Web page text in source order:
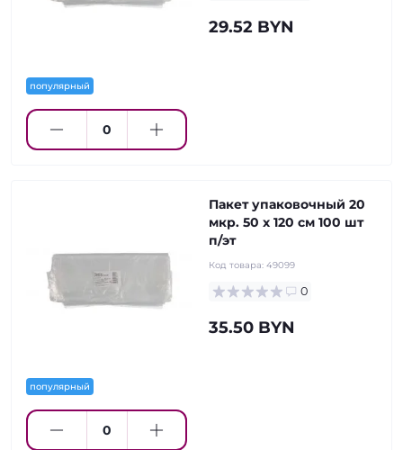
популярный
29.52 BYN
популярный
Пакет упаковочный 20
мкр. 50 х 120 см 100 шт
п/эт
Код товара: 49099
0
35.50 BYN